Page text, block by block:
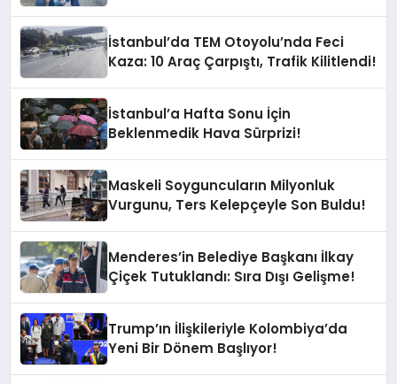
İstanbul’da TEM Otoyolu’nda Feci
Kaza: 10 Araç Çarpıştı, Trafik Kilitlendi!
İstanbul’a Hafta Sonu İçin
Beklenmedik Hava Sürprizi!
Maskeli Soyguncuların Milyonluk
Vurgunu, Ters Kelepçeyle Son Buldu!
Menderes’in Belediye Başkanı İlkay
Çiçek Tutuklandı: Sıra Dışı Gelişme!
Trump’ın İlişkileriyle Kolombiya’da
Yeni Bir Dönem Başlıyor!